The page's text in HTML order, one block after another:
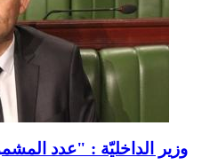
وزير الداخليّة : "عدد